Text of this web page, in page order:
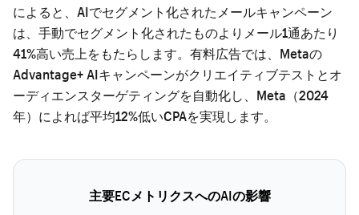
によると、AIでセグメント化されたメールキャンペーン
は、手動でセグメント化されたものよりメール1通あたり
41%高い売上をもたらします。有料広告では、Metaの
Advantage+ AIキャンペーンがクリエイティブテストとオ
ーディエンスターゲティングを自動化し、Meta（2024
年）によれば平均12%低いCPAを実現します。
主要ECメトリクスへのAIの影響